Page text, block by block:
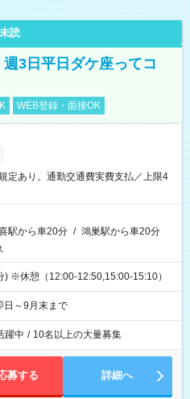
未読
3日平日ダケ座ってコ
WEB登録・面接OK
定あり。通勤交通費実費支払／上限4
駅から車20分 / 鴻巣駅から車20分
※休憩（12:00-12:50,15:00-15:10）
日～9月末まで
躍中 / 10名以上の大量募集
募する 詳細へ